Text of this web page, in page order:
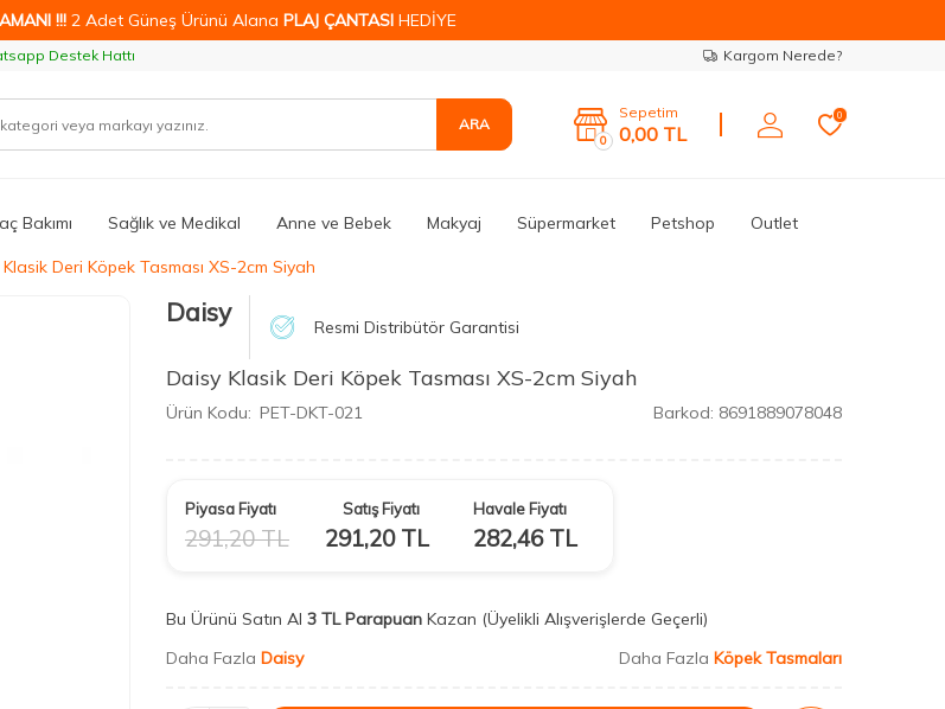
!!! 2 Adet Güneş Ürünü Alana PLAJ ÇANTASI HEDİYE
Destek Hattı Kargom Nerede?
ARA
0
Sepetim
0,00 TL
0
Bakımı Sağlık ve Medikal Anne ve Bebek Makyaj Süpermarket Petshop Outlet
Deri Köpek Tasması XS-2cm Siyah
Daisy Resmi Distribütör Garantisi
Daisy Klasik Deri Köpek Tasması XS-2cm Siyah
Ürün Kodu: PET-DKT-021 Barkod: 8691889078048
Piyasa Fiyatı
291,20TL
Satış Fiyatı
291,20TL
Havale Fiyatı
282,46TL
Bu Ürünü Satın Al 3 TL Parapuan Kazan (Üyelikli Alışverişlerde Geçerli)
Daha Fazla Daisy Daha Fazla Köpek Tasmaları